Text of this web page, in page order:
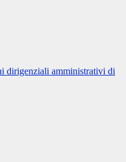
dirigenziali amministrativi di